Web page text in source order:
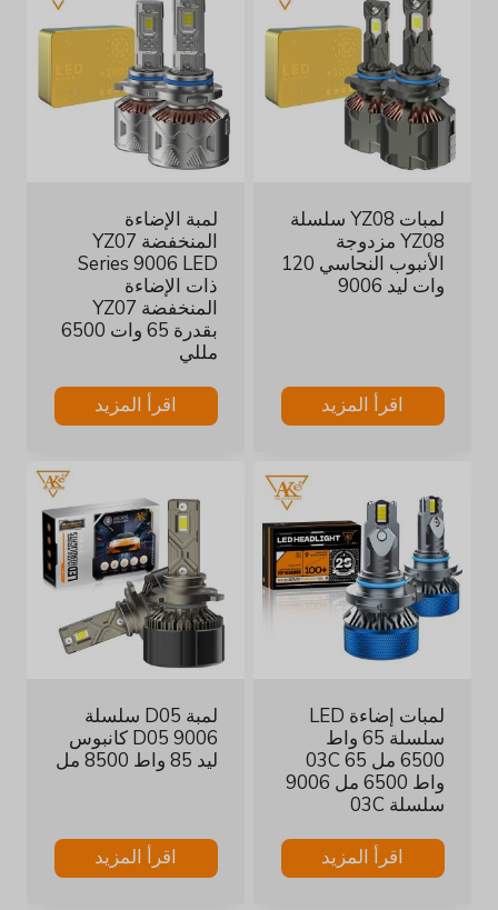
لمبات YZ08 سلسلة
YZ08 مزدوجة
الأنبوب النحاسي 120
وات ليد 9006
اقرأ المزيد
لمبة الإضاءة
المنخفضة YZ07
Series 9006 LED
ذات الإضاءة
المنخفضة YZ07
بقدرة 65 وات 6500
مللي
اقرأ المزيد
لمبات إضاءة LED
سلسلة 65 واط
6500 مل 03C 65
واط 6500 مل 9006
سلسلة 03C
اقرأ المزيد
لمبة D05 سلسلة
D05 9006 كانبوس
ليد 85 واط 8500 مل
اقرأ المزيد